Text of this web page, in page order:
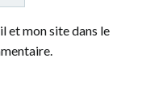
et mon site dans le